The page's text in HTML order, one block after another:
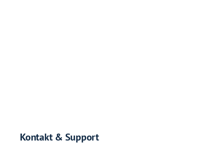
Kontakt & Support